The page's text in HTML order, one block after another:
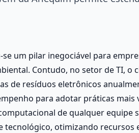
um pilar inegociável para
Contudo, no setor de TI, o
de resíduos eletrônicos
para adotar práticas
de qualquer equipe
tecnológico, otimizando